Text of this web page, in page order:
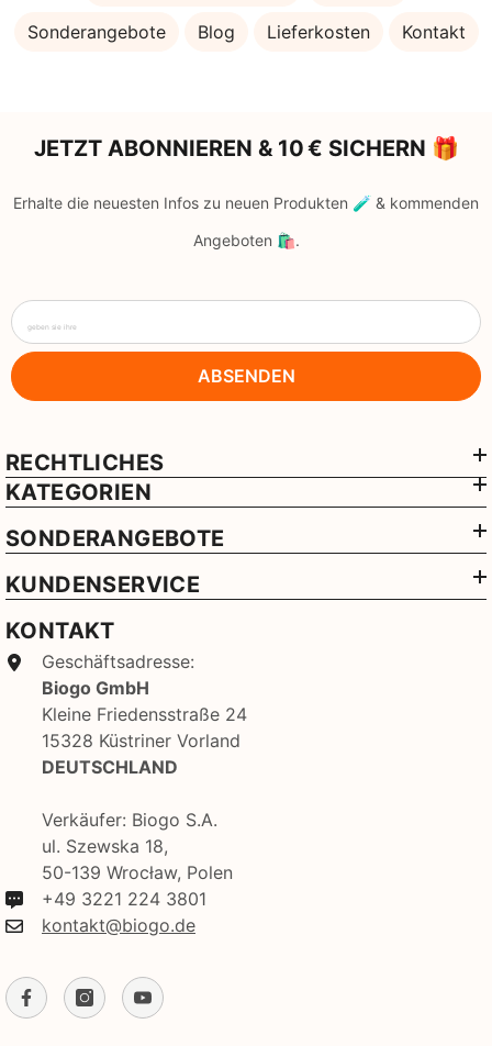
Sonderangebote Blog Lieferkosten Kontakt
JETZT ABONNIEREN & 10 € SICHERN 🎁
Erhalte die neuesten Infos zu neuen Produkten 🧪 & kommenden
Angeboten 🛍️.
geben sie ihre
ABSENDEN
RECHTLICHES
KATEGORIEN
SONDERANGEBOTE
KUNDENSERVICE
KONTAKT
Geschäftsadresse:
Biogo GmbH
Kleine Friedensstraße 24
15328 Küstriner Vorland
DEUTSCHLAND
Verkäufer: Biogo S.A.
ul. Szewska 18,
50-139 Wrocław, Polen
+49 3221 224 3801
kontakt@biogo.de